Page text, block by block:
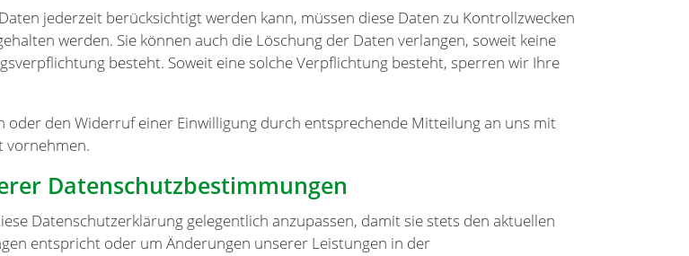
jederzeit berücksichtigt werden kann, müssen diese Daten zu Kontrollzwecken
werden. Sie können auch die Löschung der Daten verlangen, soweit keine
besteht. Soweit eine solche Verpflichtung besteht, sperren wir Ihre
oder den Widerruf einer Einwilligung durch entsprechende Mitteilung an uns mit
vornehmen.
Datenschutzbestimmungen
Datenschutzerklärung gelegentlich anzupassen, damit sie stets den aktuellen
entspricht oder um Änderungen unserer Leistungen in der